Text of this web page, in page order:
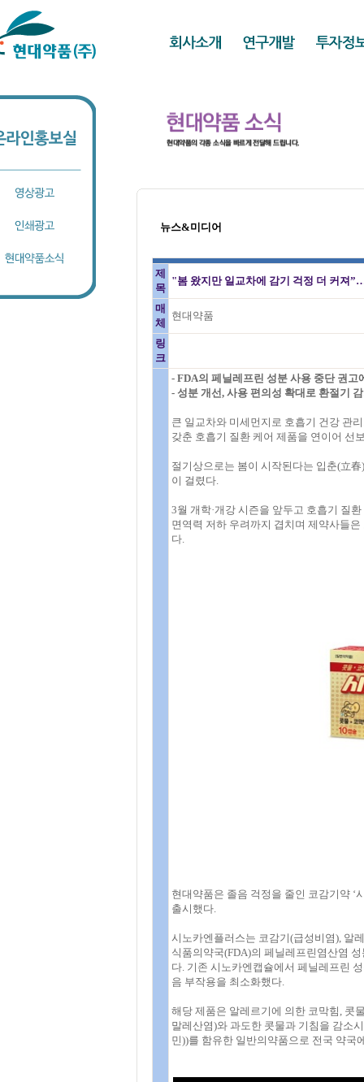
뉴스&미디어
제
목
"봄 왔지만 일교차에 감기 걱정 더 커져
매
체
현대약품
링
크
- FDA의 페닐레프린 성분 사용 중단 권고
- 성분 개선, 사용 편의성 확대로 환절기
큰 일교차와 미세먼지로 호흡기 건강 관
갖춘 호흡기 질환 케어 제품을 연이어 선
절기상으로는 봄이 시작된다는 입춘(立
이 걸렸다.
3월 개학·개강 시즌을 앞두고 호흡기 질
면역력 저하 우려까지 겹치며 제약사들
다.
현대약품은 졸음 걱정을 줄인 코감기약 ‘
출시했다.
시노카엔플러스는 코감기(급성비염), 알
식품의약국(FDA)의 페닐레프린염산염
다. 기존 시노카엔캡슐에서 페닐레프린
음 부작용을 최소화했다.
해당 제품은 알레르기에 의한 코막힘, 콧
말레산염)와 과도한 콧물과 기침을 감소
민))를 함유한 일반의약품으로 전국 약국